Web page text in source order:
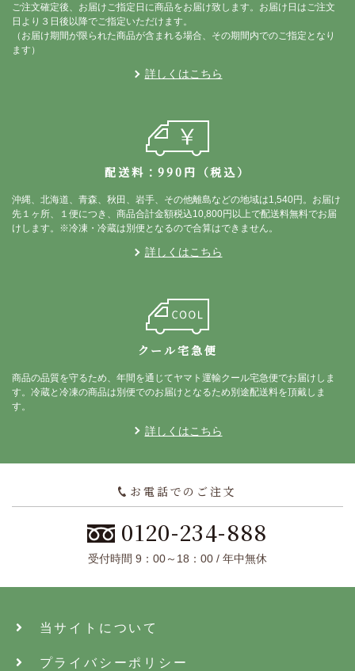
ご注文確定後、お届けご指定日に商品をお届け致します。お届け日はご注文
日より３日後以降でご指定いただけます。
（お届け期間が限られた商品が含まれる場合、その期間内でのご指定となり
ます）
詳しくはこちら
配送料：990円（税込）
沖縄、北海道、青森、秋田、岩手、その他離島などの地域は1,540円。お届け
先１ヶ所、１便につき、商品合計金額税込10,800円以上で配送料無料でお届
けします。※冷凍・冷蔵は別便となるので合算はできません。
詳しくはこちら
クール宅急便
商品の品質を守るため、年間を通じてヤマト運輸クール宅急便でお届けしま
す。冷蔵と冷凍の商品は別便でのお届けとなるため別途配送料を頂戴しま
す。
詳しくはこちら
お電話でのご注文
0120-234-888
受付時間 9：00～18：00 / 年中無休
当サイトについて
プライバシーポリシー